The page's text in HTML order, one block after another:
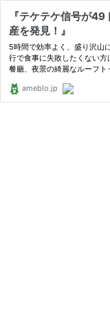
『テケテケ信号が
産を発見！』
5時間で効率よく、盛り沢山
行で食事に失敗したくない
餐廳、夜景の綺麗なルーフ
ameblo.jp